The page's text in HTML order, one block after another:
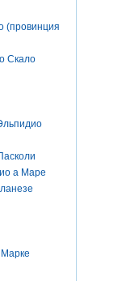
(провинция
Скало
а Маре